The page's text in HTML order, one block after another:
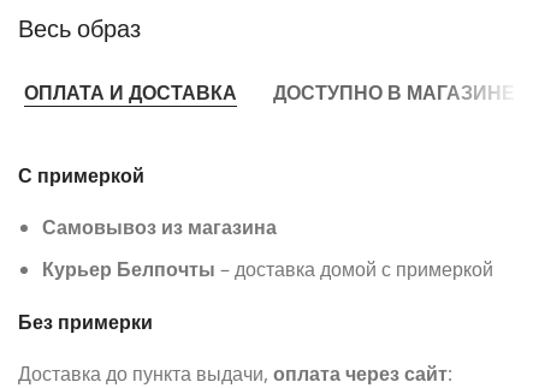
Весь образ
ОПЛАТА И ДОСТАВКА ДОСТУПНО В МАГАЗИНЕ
С примеркой
Самовывоз из магазина
Курьер Белпочты – доставка домой с примеркой
Без примерки
Доставка до пункта выдачи, оплата через сайт: